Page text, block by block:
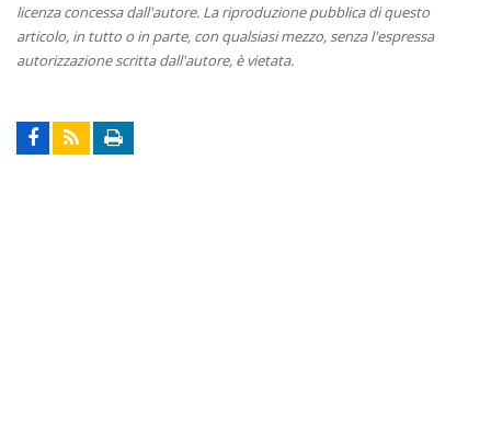
licenza concessa dall'autore. La riproduzione pubblica di questo
articolo, in tutto o in parte, con qualsiasi mezzo, senza l'espressa
autorizzazione scritta dall'autore, è vietata.